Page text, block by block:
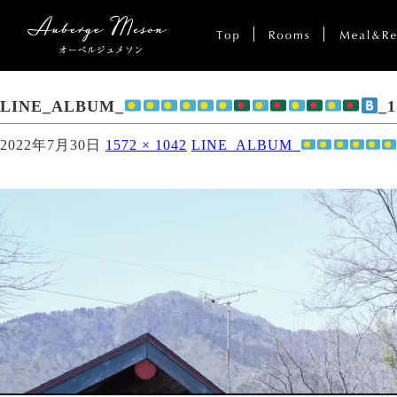
LINE_ALBUM_ _1
2022年7月30日 1572 × 1042 LINE_ALBUM_